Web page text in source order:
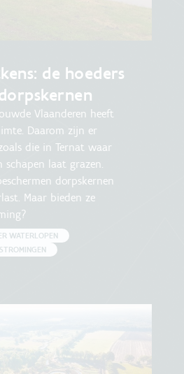
de hoeders
Vlaanderen heeft
Daarom zijn er
die in Ternat waar
schapen laat grazen.
dorpskernen
Maar bieden ze
WATERLOPEN